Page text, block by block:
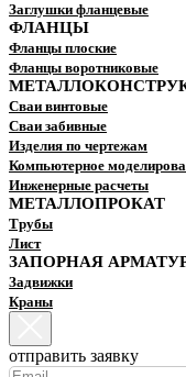
Заглушки фланцевые
ФЛАНЦЫ
Фланцы плоские
Фланцы воротниковые
Сваи винтовые
Сваи забивные
Изделия по чертежам
Компьютерное
Инженерные расчеты
МЕТАЛЛОПРОКАТ
Трубы
Лист
ЗАПОРНАЯ
Задвижки
Краны
отправить заявку